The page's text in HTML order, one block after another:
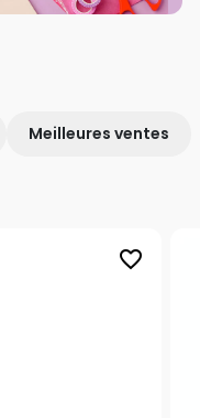
Meilleures ventes
favorite_border